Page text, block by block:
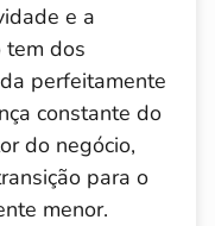
e a
tem dos
perfeitamente
constante do
do negócio,
para o
menor.